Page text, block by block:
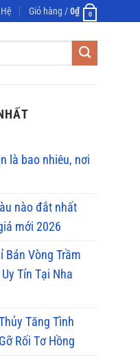
Giỏ hàng /0₫ 0
là bao nhiêu, nơi
nào đắt nhất
mới 2026
Bán Vòng Trầm
Tín Tại Nha
Tăng Tình
Rối Tơ Hồng